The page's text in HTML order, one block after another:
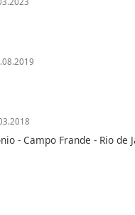
- Campo Frande - Rio de